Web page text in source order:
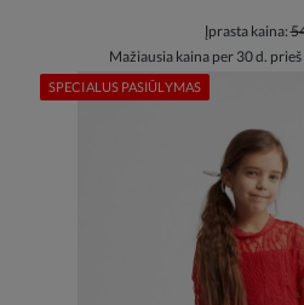
Įprasta kaina:
Mažiausia kaina per 30 d.
SPECIALUS PASIŪLYMAS